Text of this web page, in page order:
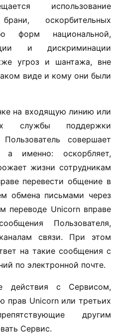
использование
оскорбительных
форм национальной,
и дискриминации
угроз и шантажа, вне
виде и кому они были
на входящую линию или
службы поддержки
совершает
а именно: оскорбляет,
жизни сотрудникам
перевести общение в
обмена письмами через
переводе Unicorn вправе
Пользователя,
связи. При этом
на такие сообщения с
по электронной почте.
действия с Сервисом,
прав Unicorn или третьих
другим
Сервис.